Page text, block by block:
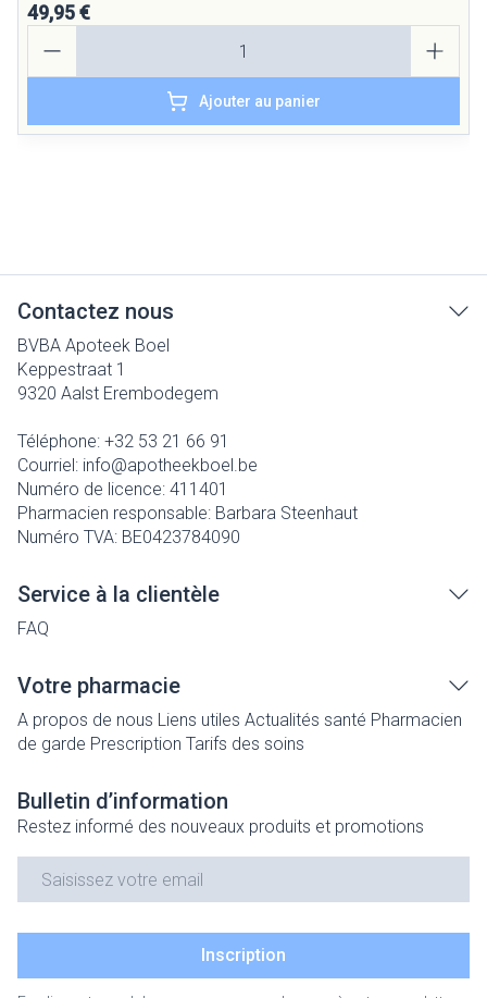
49,95 €
Ajouter au panier
Contactez nous
BVBA Apoteek Boel
Keppestraat 1
9320 Aalst Erembodegem
Téléphone: +32 53 21 66 91
Courriel: info@apotheekboel.be
Numéro de licence: 411401
Pharmacien responsable: Barbara Steenhaut
Numéro TVA: BE0423784090
Service à la clientèle
FAQ
Votre pharmacie
A propos de nous Liens utiles Actualités santé Pharmacien
de garde Prescription Tarifs des soins
Bulletin d’information
Restez informé des nouveaux produits et promotions
Inscription